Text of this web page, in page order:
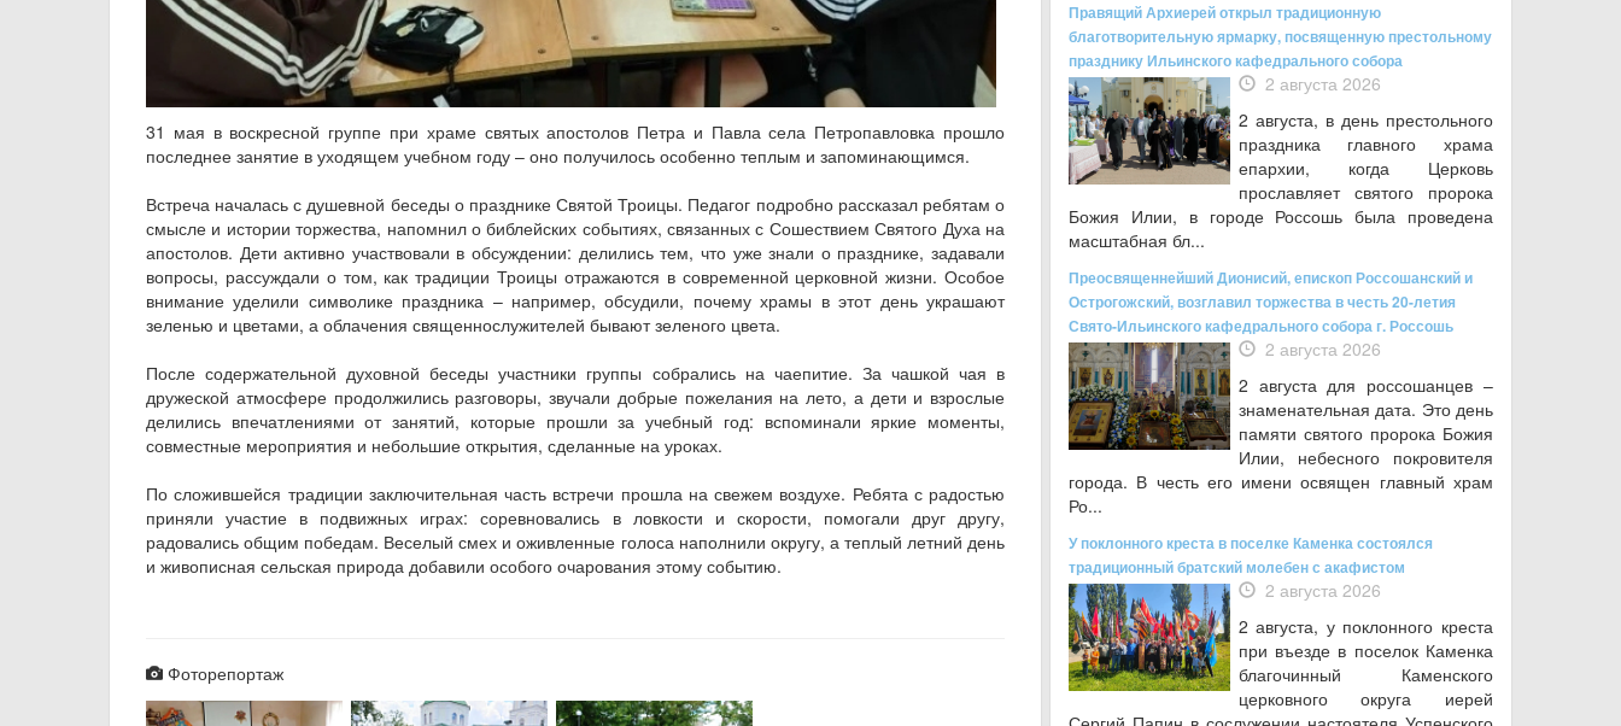
31 мая в воскресной группе при храме святых апостолов Петра и Павла села Петропавловка прошло
последнее занятие в уходящем учебном году – оно получилось особенно теплым и запоминающимся.
Встреча началась с душевной беседы о празднике Святой Троицы. Педагог подробно рассказал ребятам о
смысле и истории торжества, напомнил о библейских событиях, связанных с Сошествием Святого Духа на
апостолов. Дети активно участвовали в обсуждении: делились тем, что уже знали о празднике, задавали
вопросы, рассуждали о том, как традиции Троицы отражаются в современной церковной жизни. Особое
внимание уделили символике праздника – например, обсудили, почему храмы в этот день украшают
зеленью и цветами, а облачения священнослужителей бывают зеленого цвета.
После содержательной духовной беседы участники группы собрались на чаепитие. За чашкой чая в
дружеской атмосфере продолжились разговоры, звучали добрые пожелания на лето, а дети и взрослые
делились впечатлениями от занятий, которые прошли за учебный год: вспоминали яркие моменты,
совместные мероприятия и небольшие открытия, сделанные на уроках.
По сложившейся традиции заключительная часть встречи прошла на свежем воздухе. Ребята с радостью
приняли участие в подвижных играх: соревновались в ловкости и скорости, помогали друг другу,
радовались общим победам. Веселый смех и оживленные голоса наполнили округу, а теплый летний день
и живописная сельская природа добавили особого очарования этому событию.
Фоторепортаж
Правящий Архиерей открыл традиционную
благотворительную ярмарку, посвященную престольному
празднику Ильинского кафедрального собора
2 августа 2026
2 августа, в день престольного
праздника главного храма
епархии, когда Церковь
прославляет святого пророка
Божия Илии, в городе Россошь была проведена
масштабная бл...
Преосвященнейший Дионисий, епископ Россошанский и
Острогожский, возглавил торжества в честь 20-летия
Свято-Ильинского кафедрального собора г. Россошь
2 августа 2026
2 августа для россошанцев –
знаменательная дата. Это день
памяти святого пророка Божия
Илии, небесного покровителя
города. В честь его имени освящен главный храм
Ро...
У поклонного креста в поселке Каменка состоялся
традиционный братский молебен с акафистом
2 августа 2026
2 августа, у поклонного креста
при въезде в поселок Каменка
благочинный Каменского
церковного округа иерей